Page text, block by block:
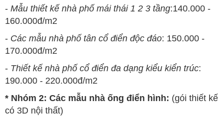
- Mẫu thiết kế nhà phố mái thái 1 2 3 tầng:140.000 -
160.000đ/m2
- Các mẫu nhà phố tân cổ điển độc đáo: 150.000 -
170.000đ/m2
- Thiết kế nhà phố cổ điển đa dạng kiểu kiển trúc:
190.000 - 220.000đ/m2
* Nhóm 2: Các mẫu nhà ống điển hình: (gói thiết kế
có 3D nội thất)